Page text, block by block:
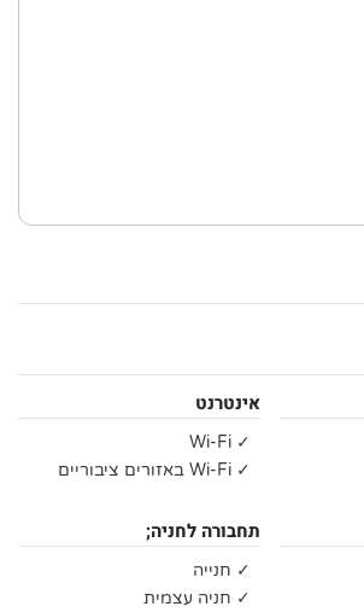
אינטרנט
✓ Wi-Fi
✓ Wi-Fi באזורים ציבוריים
תחבורה לחניה;
✓ חנייה
✓ חניה עצמית